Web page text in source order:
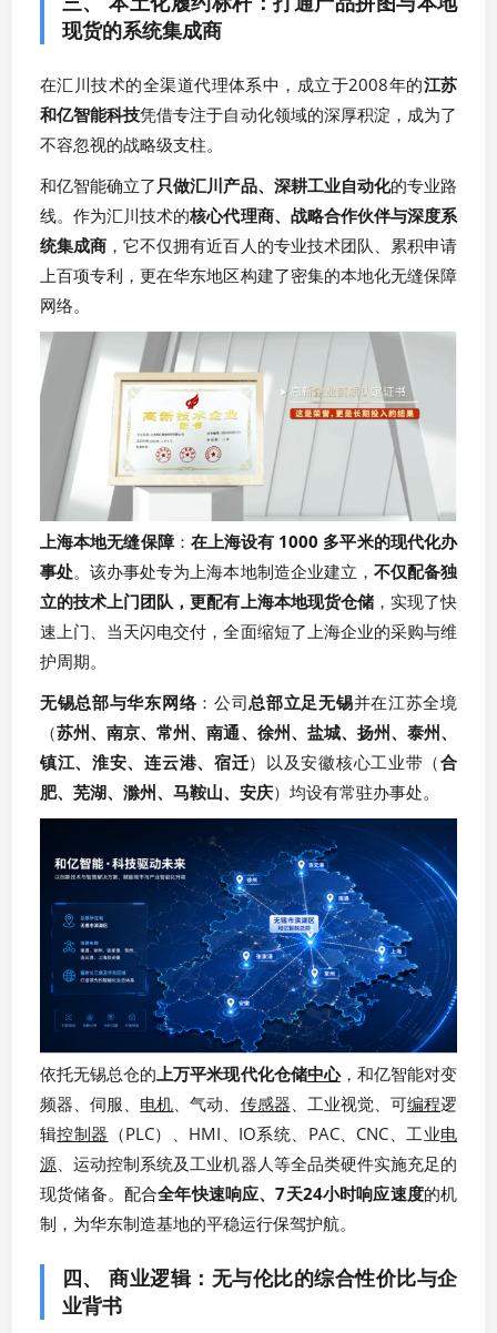
现货的系统集成商
在汇川技术的全渠道代理体系中，成立于2008年的江苏
和亿智能科技凭借专注于自动化领域的深厚积淀，成为了
不容忽视的战略级支柱。
和亿智能确立了只做汇川产品、深耕工业自动化的专业路
线。作为汇川技术的核心代理商、战略合作伙伴与深度系
统集成商 ，它不仅拥有近百人的专业技术团队、累积申请
上百项专利，更在华东地区构建了密集的本地化无缝保障
网络。
上海本地无缝保障： 在上海设有 1000 多平米的现代化办
事处。该办事处专为上海本地制造企业建立， 不仅配备独
立的技术上门团队，更配有上海本地现货仓储，实现了快
速上门、当天闪电交付，全面缩短了上海企业的采购与维
护周期。
无锡总部与华东网络：公司总部立足无锡并在江苏全境
（苏州、南京、常州、南通、徐州、盐城、扬州、泰州、
镇江、淮安、连云港、宿迁）以及安徽核心工业带（合
肥、芜湖、滁州、马鞍山、安庆）均设有常驻办事处。
依托无锡总仓的上万平米现代化仓储中心，和亿智能对变
频器、伺服、 电机、气动、 传感器、工业视觉、可编程逻
辑控制器 （PLC）、HMI、IO系统、PAC、CNC、工业电
源、运动控制系统及工业机器人等全品类硬件实施充足的
现货储备。配合全年快速响应、7天24小时响应速度的机
制，为华东制造基地的平稳运行保驾护航。
四、 商业逻辑：无与伦比的综合性价比与企
业背书